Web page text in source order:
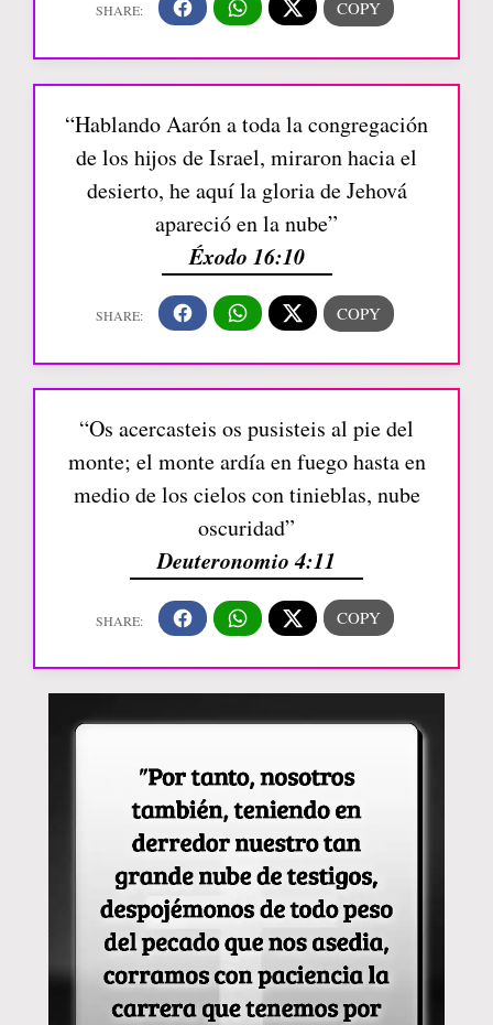
“Hablando Aarón a toda la congregación
de los hijos de Israel, miraron hacia el
desierto, he aquí la gloria de Jehová
apareció en la nube”
Éxodo 16:10
“Os acercasteis os pusisteis al pie del
monte; el monte ardía en fuego hasta en
medio de los cielos con tinieblas, nube
oscuridad”
Deuteronomio 4:11